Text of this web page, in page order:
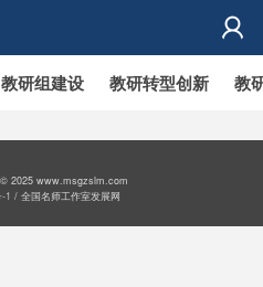
教研组建设 教研转型创新 教
2025 www.msgzslm.com
1 / 全国名师工作室发展网